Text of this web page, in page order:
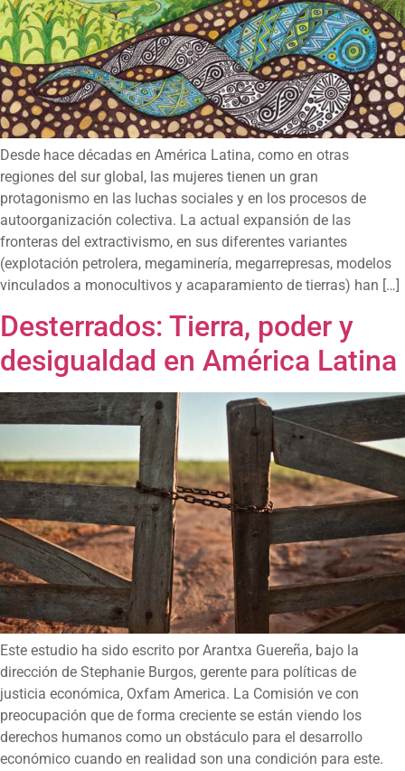
Desde hace décadas en América Latina, como en otras
regiones del sur global, las mujeres tienen un gran
protagonismo en las luchas sociales y en los procesos de
autoorganización colectiva. La actual expansión de las
fronteras del extractivismo, en sus diferentes variantes
(explotación petrolera, megaminería, megarrepresas, modelos
vinculados a monocultivos y acaparamiento de tierras) han […]
Desterrados: Tierra, poder y
desigualdad en América Latina
Este estudio ha sido escrito por Arantxa Guereña, bajo la
dirección de Stephanie Burgos, gerente para políticas de
justicia económica, Oxfam America. La Comisión ve con
preocupación que de forma creciente se están viendo los
derechos humanos como un obstáculo para el desarrollo
económico cuando en realidad son una condición para este.